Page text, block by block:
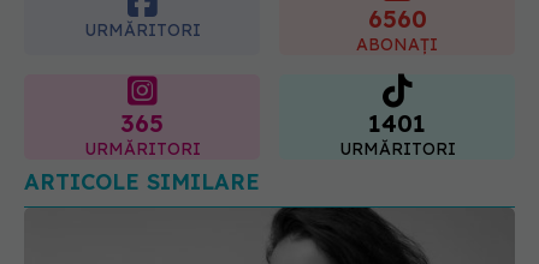
URMĂRITORI 6560
ABONAȚI
365
URMĂRITORI
1401
URMĂRITORI
ARTICOLE SIMILARE